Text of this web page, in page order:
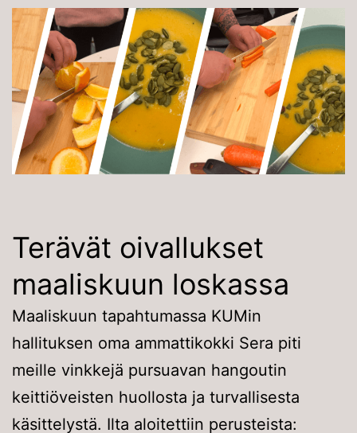
Terävät oivallukset
maaliskuun loskassa
Maaliskuun tapahtumassa KUMin
hallituksen oma ammattikokki Sera piti
meille vinkkejä pursuavan hangoutin
keittiöveisten huollosta ja turvallisesta
käsittelystä. Ilta aloitettiin perusteista: